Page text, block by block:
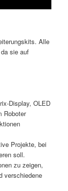
Alle
sie auf
Display, OLED
Roboter
Projekte, bei
soll.
zu zeigen,
verschiedene